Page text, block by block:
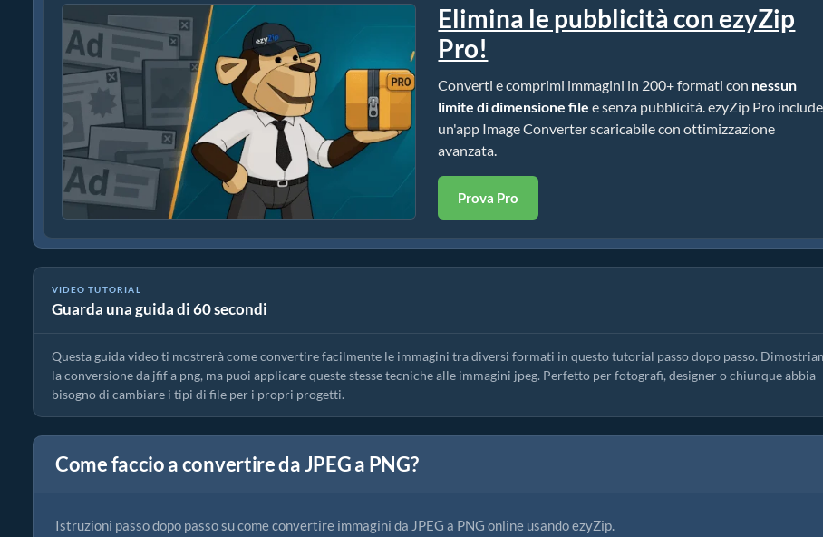
Elimina le pubblicità con ezyZip
Pro!
Converti e comprimi immagini in 200+ formati con nessun
limite di dimensione file e senza pubblicità. ezyZip Pro include
un'app Image Converter scaricabile con ottimizzazione
avanzata.
Prova Pro
VIDEO TUTORIAL
Guarda una guida di 60 secondi
Come convertire il formato immagine online
Questa guida video ti mostrerà come convertire facilmente le immagini tra diversi formati in questo tutorial passo dopo passo.
la conversione da jfif a png, ma puoi applicare queste stesse tecniche alle immagini jpeg. Perfetto per fotografi, designer o chiunque abbia
bisogno di cambiare i tipi di file per i propri progetti.
Come faccio a convertire da JPEG a PNG?
Istruzioni passo dopo passo su come convertire immagini da JPEG a PNG online usando ezyZip.